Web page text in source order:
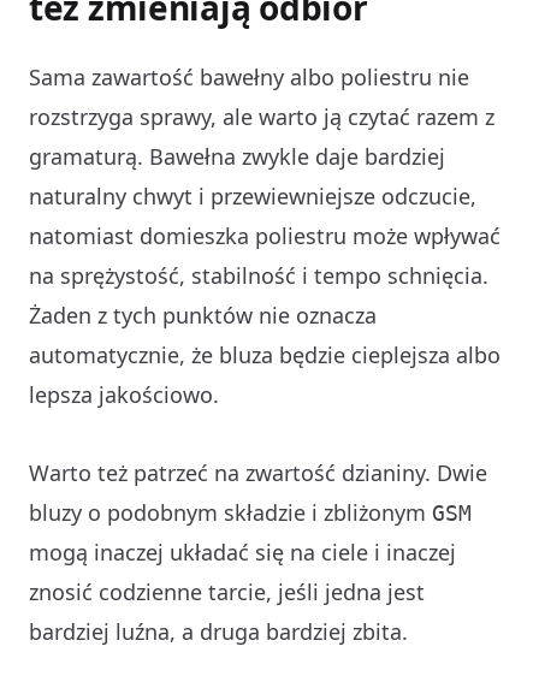
Sama zawartość bawełny albo poliestru nie
rozstrzyga sprawy, ale warto ją czytać razem z
gramaturą. Bawełna zwykle daje bardziej
naturalny chwyt i przewiewniejsze odczucie,
natomiast domieszka poliestru może wpływać
na sprężystość, stabilność i tempo schnięcia.
Żaden z tych punktów nie oznacza
automatycznie, że bluza będzie cieplejsza albo
lepsza jakościowo.
Warto też patrzeć na zwartość dzianiny. Dwie
bluzy o podobnym składzie i zbliżonym GSM
mogą inaczej układać się na ciele i inaczej
znosić codzienne tarcie, jeśli jedna jest
bardziej luźna, a druga bardziej zbita.